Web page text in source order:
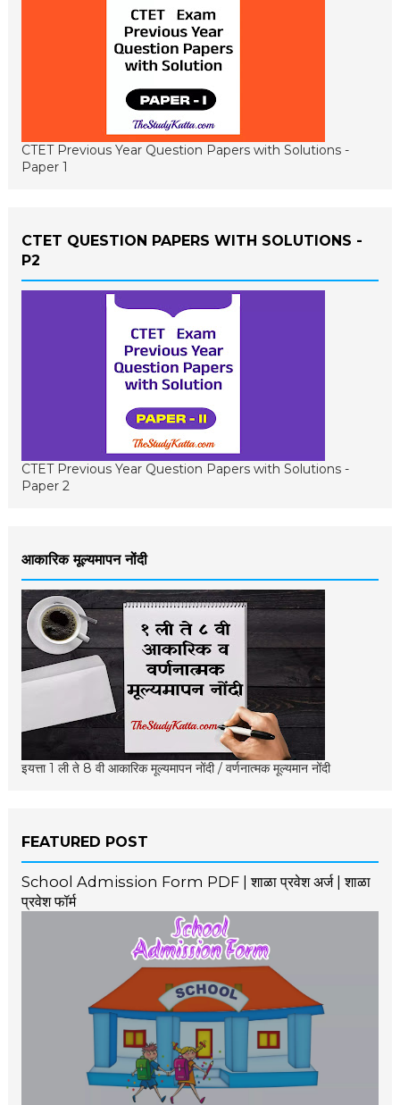
CTET Previous Year Question Papers with Solutions -
Paper 1
CTET QUESTION PAPERS WITH SOLUTIONS -
P2
CTET Previous Year Question Papers with Solutions -
Paper 2
आकारिक मूल्यमापन नोंदी
इयत्ता 1 ली ते 8 वी आकारिक मूल्यमापन नोंदी / वर्णनात्मक मूल्यमान नोंदी
FEATURED POST
School Admission Form PDF | शाळा प्रवेश अर्ज | शाळा
प्रवेश फॉर्म